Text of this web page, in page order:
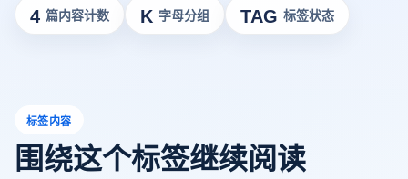
4 篇内容计数 K 字母分组 TAG 标签状态
标签内容
围绕这个标签继续阅读